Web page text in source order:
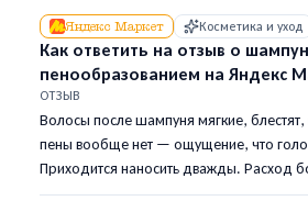
линейки, он закрепляет эффект масла.
средство!
Яндекс Маркет Косметика и уход
Как ответить на отзыв о
пенообразованием на Яндекс
ОТЗЫВ
Волосы после шампуня мягкие, блестят,
пены вообще нет — ощущение, что
Приходится наносить дважды. Расход
— пять, по ощущениям — тройка.